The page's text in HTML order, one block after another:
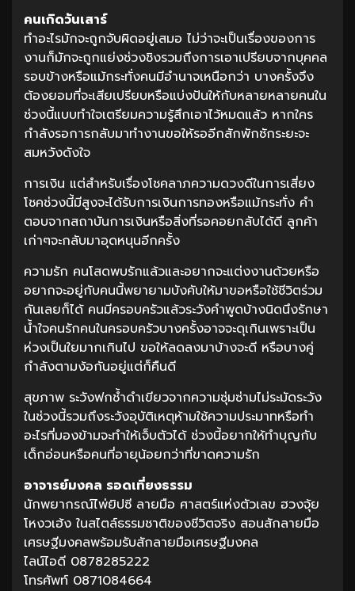
คนเกิดวันเสาร์
ทำอะไรมักจะถูกจับผิดอยู่เสมอ ไม่ว่าจะเป็นเรื่องของการ
งานก็มักจะถูกแย่งช่วงชิงรวมถึงการเอาเปรียบจากบุคคล
รอบข้างหรือแม้กระทั่งคนมีอำนาจเหนือกว่า บางครั้งจึง
ต้องยอมที่จะเสียเปรียบหรือแบ่งปันให้กับหลายหลายคนใน
ช่วงนี้แบบทำใจเตรียมความรู้สึกเอาไว้หมดแล้ว หากใคร
กำลังรอการกลับมาทำงานขอให้รออีกสักพักซักระยะจะ
สมหวังดังใจ
การเงิน แต่สำหรับเรื่องโชคลาภความดวงดีในการเสี่ยง
โชคช่วงนี้มีสูงจะได้รับการเงินการทองหรือแม้กระทั่ง คำ
ตอบจากสถาบันการเงินหรือสิ่งที่รอคอยกลับได้ดี ลูกค้า
เก่าๆจะกลับมาอุดหนุนอีกครั้ง
ความรัก คนโสดพบรักแล้วและอยากจะแต่งงานด้วยหรือ
อยากจะอยู่กับคนนี้พยายามบังคับให้มาขอหรือใช้ชีวิตร่วม
กันเลยก็ได้ คนมีครอบครัวแล้วระวังคำพูดบ้างนิดนึงรักษา
น้ำใจคนรักคนในครอบครัวบางครั้งอาจจะดุเกินเพราะเป็น
ห่วงเป็นใยมากเกินไป ขอให้ลดลงมาบ้างจะดี หรือบางคู่
กำลังตามง้อกันอยู่แต่ก็คืนดี
สุขภาพ ระวังฟกช้ำดำเขียวจากความซุ่มซ่ามไม่ระมัดระวัง
ในช่วงนี้รวมถึงระวังอุบัติเหตุห้ามใช้ความประมาทหรือทำ
อะไรที่มองข้ามจะทำให้เจ็บตัวได้ ช่วงนี้อยากให้ทำบุญกับ
เด็กอ่อนหรือคนที่อายุน้อยกว่าที่ขาดความรัก
อาจารย์มงคล รอดเที่ยงธรรม
นักพยากรณ์ไพ่ยิปซี ลายมือ ศาสตร์แห่งตัวเลข ฮวงจุ้ย
โหงวเฮ้ง ในสไตล์ธรรมชาติของชีวิตจริง สอนสักลายมือ
เศรษฐีมงคลพร้อมรับสักลายมือเศรษฐีมงคล
ไลน์ไอดี 0878285222
โทรศัพท์ 0871084664